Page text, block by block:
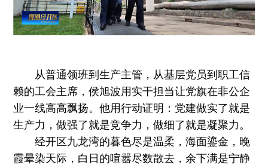
从普通领班到生产主管，从基层党员到职工信
赖的工会主席，侯旭波用实干担当让党旗在非公企
业一线高高飘扬。他用行动证明：党建做实了就是
生产力，做强了就是竞争力，做细了就是凝聚力。
经开区九龙湾的暮色尽是温柔，海面鎏金，晚
霞晕染天际，白日的喧嚣尽数散去，余下满是宁静